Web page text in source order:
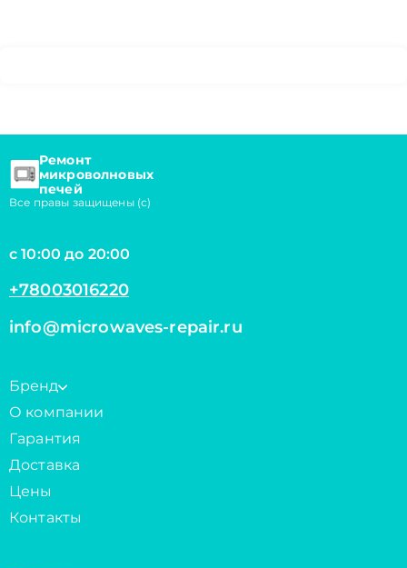
Ремонт
микроволновых
печей
Все правы защищены (с)
с 10:00 до 20:00
+78003016220
info@microwaves-repair.ru
Бренд
О компании
Гарантия
Доставка
Цены
Контакты